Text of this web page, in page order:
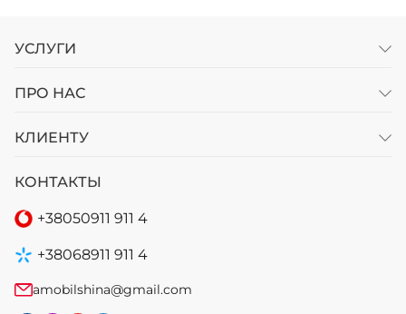
УСЛУГИ
ПРО НАС
КЛИЕНТУ
КОНТАКТЫ
+38050911 911 4
+38068911 911 4
amobilshina@gmail.com